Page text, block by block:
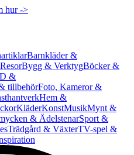
hur ->
Barnkläder &
Bygg & VerktygBöcker &
&
tillbehörFoto, Kameror &
Hem &
KläderKonstMusikMynt &
& ÄdelstenarSport &
Trädgård & VäxterTV-spel &